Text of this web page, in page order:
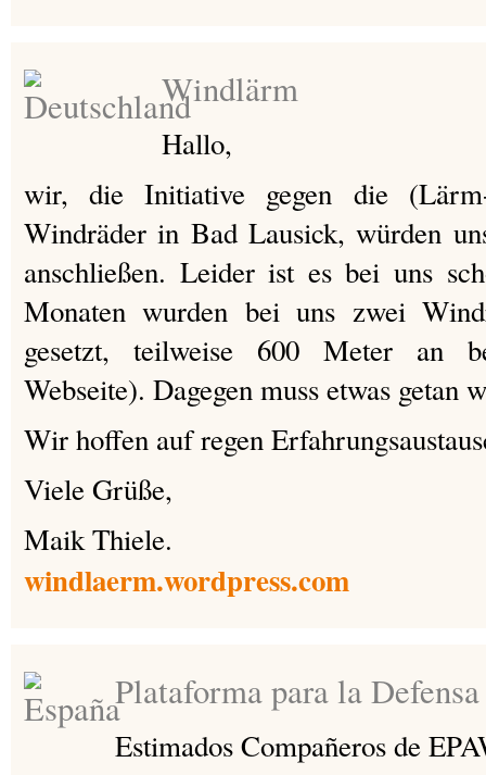
Windlärm
Hallo,
wir, die Initiative gegen die
Windräder in Bad Lausick, würden
anschließen. Leider ist es bei uns
Monaten wurden bei uns zwei
gesetzt, teilweise 600 Meter an
Webseite). Dagegen muss etwas getan
Wir hoffen auf regen
Viele Grüße,
Maik Thiele.
windlaerm.wordpress.com
Plataforma para la
Estimados Compañeros de